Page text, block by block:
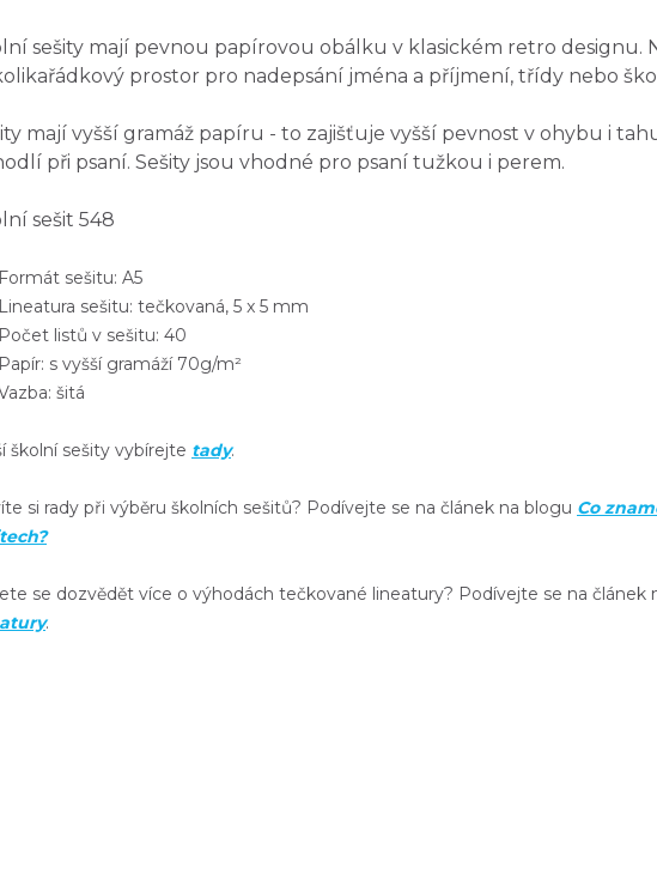
sešity mají pevnou papírovou obálku v klasickém retro designu.
prostor pro nadepsání jména a příjmení, třídy nebo
mají vyšší gramáž papíru - to zajišťuje vyšší pevnost v ohybu i
při psaní. Sešity jsou vhodné pro psaní tužkou i perem.
sešit 548
sešitu: A5
sešitu: tečkovaná, 5 x 5 mm
listů v sešitu: 40
s vyšší gramáží 70g/m²
šitá
školní sešity vybírejte tady.
si rady při výběru školních sešitů? Podívejte se na článek na blogu Co
se dozvědět více o výhodách tečkované lineatury? Podívejte se na článek
.